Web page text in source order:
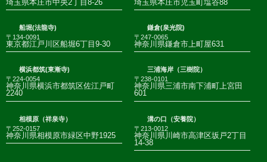
埼玉県本庄市中央2丁目8-26 埼玉県本庄市児玉町塩谷88
船堀(法龍寺)
〒134-0091
東京都江戸川区船堀6丁目9-30
鎌倉(泉光院)
〒247-0065
神奈川県鎌倉市上町屋631
横浜都筑(東漸寺)
〒224-0054
神奈川県横浜市都筑区佐江戸町
2240
三浦海岸（三樹院）
〒238-0101
神奈川県三浦市南下浦町上宮田
601
相模原（祥泉寺）
〒252-0157
神奈川県相模原市緑区中野1925
溝の口（安養院）
〒213-0012
神奈川県川崎市高津区坂戸2丁目
14-38